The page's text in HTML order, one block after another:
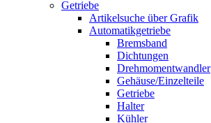
Getriebe
Artikelsuche über Grafik
Automatikgetriebe
Bremsband
Dichtungen
Drehmomentwandler
Gehäuse/Einzelteile
Getriebe
Halter
Kühler